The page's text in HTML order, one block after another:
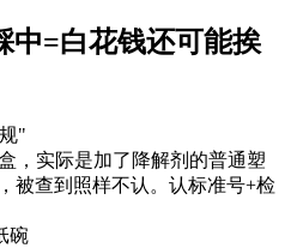
中=白花钱还可能挨
"​
，实际是加了降解剂的普通塑
被查到照样不认。认标准号+检
碗​